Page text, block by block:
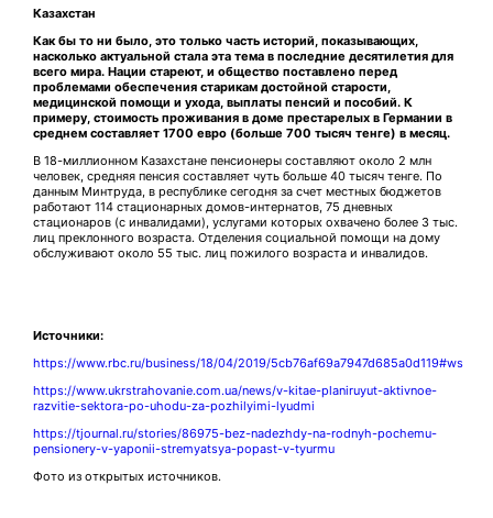
Казахстан
Как бы то ни было, это только часть историй, показывающих,
насколько актуальной стала эта тема в последние десятилетия для
всего мира. Нации стареют, и общество поставлено перед
проблемами обеспечения старикам достойной старости,
медицинской помощи и ухода, выплаты пенсий и пособий. К
примеру, стоимость проживания в доме престарелых в Германии в
среднем составляет 1700 евро (больше 700 тысяч тенге) в месяц.
В 18-миллионном Казахстане пенсионеры составляют около 2 млн
человек, средняя пенсия составляет чуть больше 40 тысяч тенге. По
данным Минтруда, в республике сегодня за счет местных бюджетов
работают 114 стационарных домов-интернатов, 75 дневных
стационаров (с инвалидами), услугами которых охвачено более 3 тыс.
лиц преклонного возраста. Отделения социальной помощи на дому
обслуживают около 55 тыс. лиц пожилого возраста и инвалидов.
Источники:
https://www.rbc.ru/business/18/04/2019/5cb76af69a7947d685a0d119#ws
https://www.ukrstrahovanie.com.ua/news/v-kitae-planiruyut-aktivnoe-
razvitie-sektora-po-uhodu-za-pozhilyimi-lyudmi
https://tjournal.ru/stories/86975-bez-nadezhdy-na-rodnyh-pochemu-
pensionery-v-yaponii-stremyatsya-popast-v-tyurmu
Фото из открытых источников.